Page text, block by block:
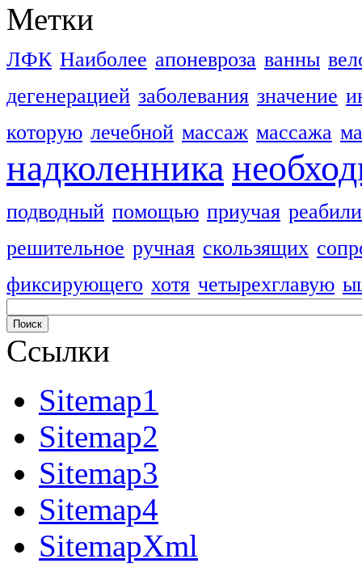
Метки
ЛФК Наиболее апоневроза ванны
дегенерацией заболевания значение
которую лечебной массаж массажа
надколенника
подводный помощью приучая
решительное ручная скользящих
фиксирующего хотя четырехглавую
Ссылки
Sitemap1
Sitemap2
Sitemap3
Sitemap4
SitemapXml